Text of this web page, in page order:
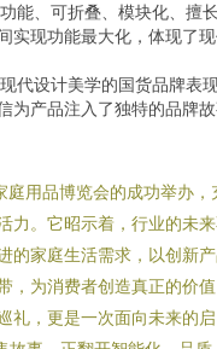
能、可折叠、模块化、擅
实现功能最大化，体现了
代设计美学的国货品牌表
为产品注入了独特的品牌
用品博览会的成功举办，
力。它昭示着，行业的未
的家庭生活需求，以创新
，为消费者创造真正的价
礼，更是一次面向未来的启